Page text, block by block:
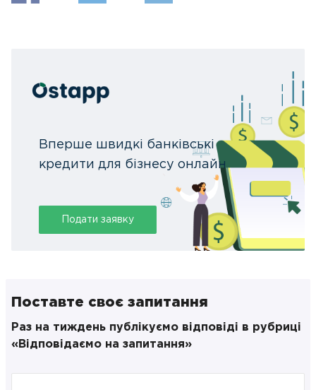
Вперше швидкі банківські
кредити для бізнесу онлайн
Подати заявку
Поставте своє запитання
Раз на тиждень публікуємо відповіді в рубриці
«Відповідаємо на запитання»